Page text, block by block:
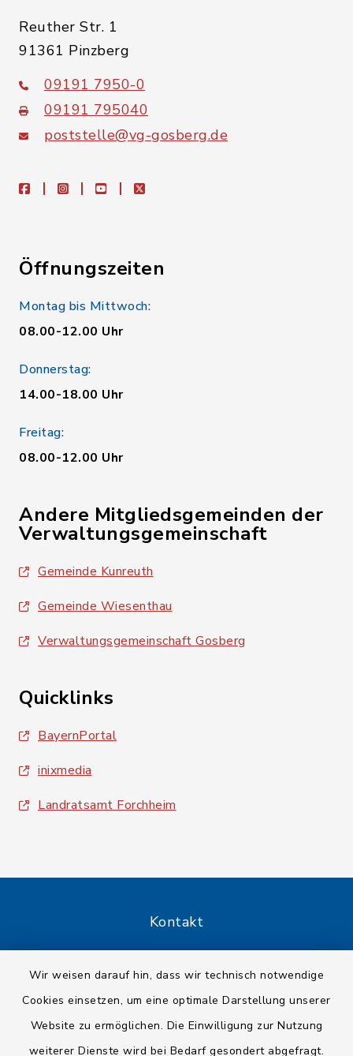
Wir weisen darauf hin, dass wir technisch notwendige
Cookies einsetzen, um eine optimale Darstellung unserer
Website zu ermöglichen. Die Einwilligung zur Nutzung
weiterer Dienste wird bei Bedarf gesondert abgefragt.
Reuther Str. 1
91361 Pinzberg
09191 7950-0
09191 795040
poststelle@vg-gosberg.de
facebookinstagramyoutubeX
Öffnungszeiten
Montag bis Mittwoch:
08.00-12.00 Uhr
Donnerstag:
14.00-18.00 Uhr
Freitag:
08.00-12.00 Uhr
Andere Mitgliedsgemeinden der
Verwaltungsgemeinschaft
Gemeinde Kunreuth
Gemeinde Wiesenthau
Verwaltungsgemeinschaft Gosberg
Quicklinks
BayernPortal
inixmedia
Landratsamt Forchheim
Kontakt
Datenschutz
Impressum